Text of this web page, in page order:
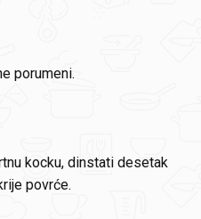
porumeni.
kocku, dinstati desetak
povrće.